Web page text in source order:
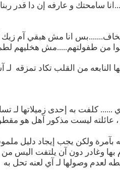
سامحتك و عارفه إن دا قدر
انا مش هبقي آم زيك
من طفولتهم.....مش هخليهم
من القلب تكاد تمزقه لـ
كلفت به إحدى زميلاتها لـ
عائلته ليست مذكور آهل هو
بآمرة ولكن يجب إيجاد دليل
وغادر دون آن يلتفت اليس من
لعدم وصولها لـ آي لعنه تحل به